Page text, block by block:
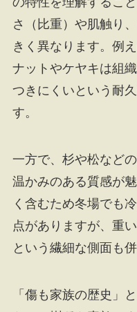
さ（比重）や肌触り
きく異なります。例
ナットやケヤキは組
つきにくいという耐
す。
一方で、杉や松など
温かみのある質感が
く含むため冬場でも
点がありますが、重
という繊細な側面も
「傷も家族の歴史」